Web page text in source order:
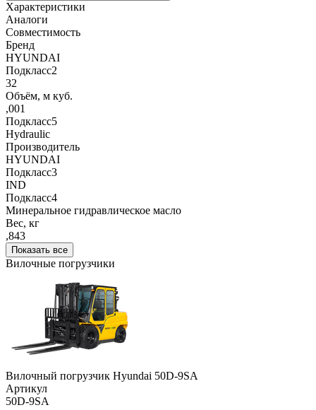
Характеристики
Аналоги
Совместимость
Бренд
HYUNDAI
Подкласс2
32
Объём, м куб.
,001
Подкласс5
Hydraulic
Производитель
HYUNDAI
Подкласс3
IND
Подкласс4
Минеральное гидравлическое масло
Вес, кг
,843
Показать все
Вилочные погрузчики
Вилочный погрузчик Hyundai 50D-9SA
Артикул
50D-9SA